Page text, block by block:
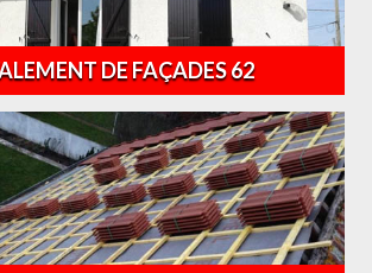
DE FAÇADES 62